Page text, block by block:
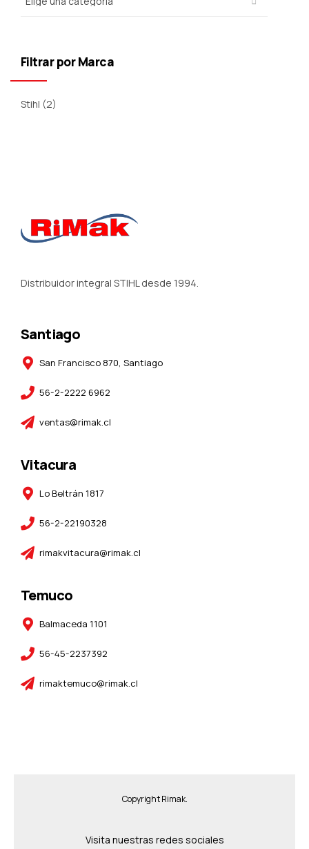
Filtrar por Marca
Stihl (2)
Distribuidor integral STIHL desde 1994.
Santiago
San Francisco 870, Santiago
56-2-2222 6962
ventas@rimak.cl
Vitacura
Lo Beltrán 1817
56-2-22190328
rimakvitacura@rimak.cl
Temuco
Balmaceda 1101
56-45-2237392
rimaktemuco@rimak.cl
Copyright Rimak.
Visita nuestras redes sociales